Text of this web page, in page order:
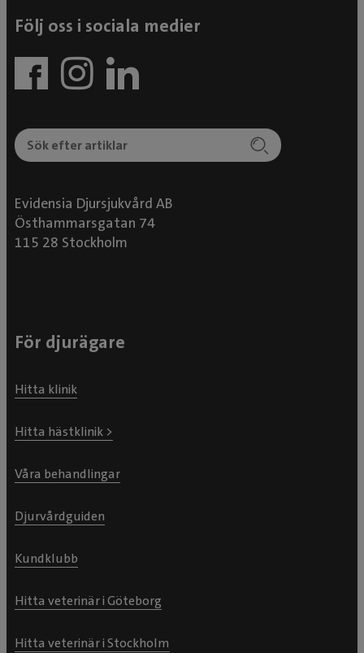
Följ oss i sociala medier
Evidensia Djursjukvård AB
Östhammarsgatan 74
115 28 Stockholm
För djurägare
Hitta klinik
Hitta hästklinik >
Våra behandlingar
Djurvårdguiden
Kundklubb
Hitta veterinär i Göteborg
Hitta veterinär i Stockholm